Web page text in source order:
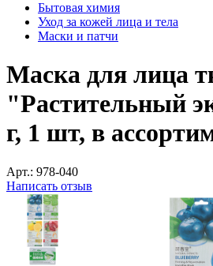
Бытовая химия
Уход за кожей лица и тела
Маски и патчи
Маска для лица
"Растительный
г, 1 шт, в
Арт.: 978-040
Написать отзыв